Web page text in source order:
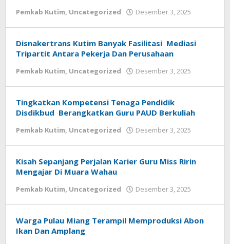
Pemkab Kutim, Uncategorized Desember 3, 2025
Disnakertrans Kutim Banyak Fasilitasi Mediasi
Tripartit Antara Pekerja Dan Perusahaan
Pemkab Kutim, Uncategorized Desember 3, 2025
Tingkatkan Kompetensi Tenaga Pendidik
Disdikbud Berangkatkan Guru PAUD Berkuliah
Pemkab Kutim, Uncategorized Desember 3, 2025
Kisah Sepanjang Perjalan Karier Guru Miss Ririn
Mengajar Di Muara Wahau
Pemkab Kutim, Uncategorized Desember 3, 2025
Warga Pulau Miang Terampil Memproduksi Abon
Ikan Dan Amplang